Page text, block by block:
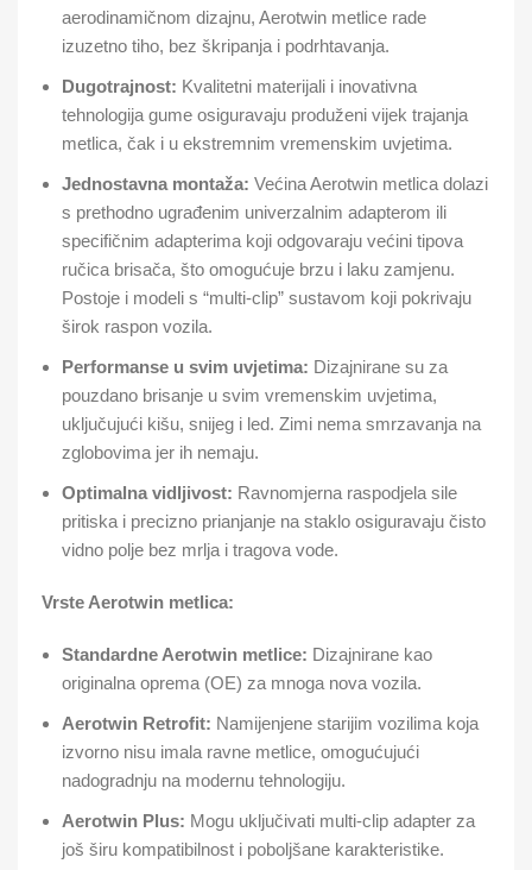
aerodinamičnom dizajnu, Aerotwin metlice rade
izuzetno tiho, bez škripanja i podrhtavanja.
Dugotrajnost: Kvalitetni materijali i inovativna
tehnologija gume osiguravaju produženi vijek trajanja
metlica, čak i u ekstremnim vremenskim uvjetima.
Jednostavna montaža: Većina Aerotwin metlica dolazi
s prethodno ugrađenim univerzalnim adapterom ili
specifičnim adapterima koji odgovaraju većini tipova
ručica brisača, što omogućuje brzu i laku zamjenu.
Postoje i modeli s “multi-clip” sustavom koji pokrivaju
širok raspon vozila.
Performanse u svim uvjetima: Dizajnirane su za
pouzdano brisanje u svim vremenskim uvjetima,
uključujući kišu, snijeg i led. Zimi nema smrzavanja na
zglobovima jer ih nemaju.
Optimalna vidljivost: Ravnomjerna raspodjela sile
pritiska i precizno prianjanje na staklo osiguravaju čisto
vidno polje bez mrlja i tragova vode.
Vrste Aerotwin metlica:
Standardne Aerotwin metlice: Dizajnirane kao
originalna oprema (OE) za mnoga nova vozila.
Aerotwin Retrofit: Namijenjene starijim vozilima koja
izvorno nisu imala ravne metlice, omogućujući
nadogradnju na modernu tehnologiju.
Aerotwin Plus: Mogu uključivati multi-clip adapter za
još širu kompatibilnost i poboljšane karakteristike.